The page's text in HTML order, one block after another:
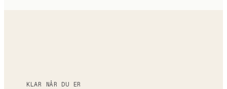
KLAR NÅR DU ER